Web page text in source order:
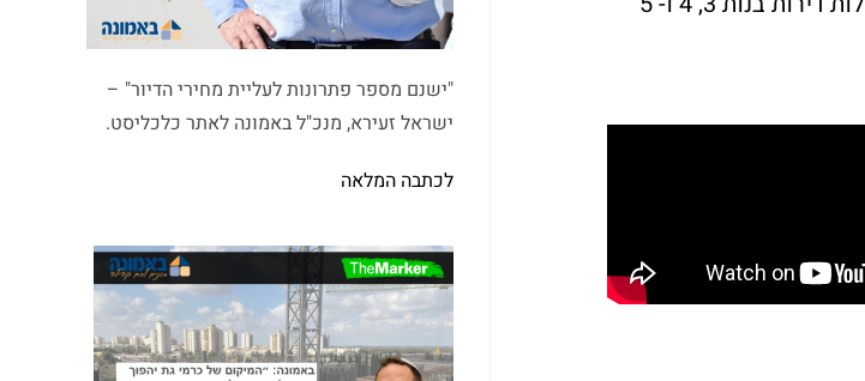
"ישנם מספר פתרונות לעליית מחירי הדיור" –
ישראל זעירא, מנכ"ל באמונה לאתר כלכליסט.
לכתבה המלאה